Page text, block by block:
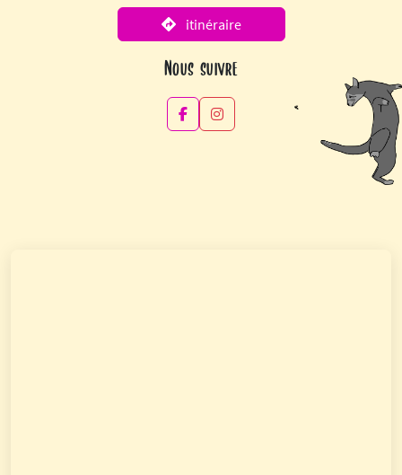
itinéraire
Nous suivre